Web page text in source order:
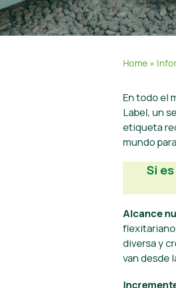
Home »
En todo el
Label, un
etiqueta
mundo
Si
Alcance
diversa y
van desde